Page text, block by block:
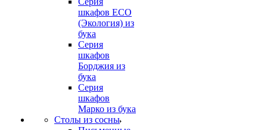
шкафов ECO
(Экология) из
бука
Серия
шкафов
Борджия из
бука
Серия
шкафов
Марко из бука
Столы из сосны